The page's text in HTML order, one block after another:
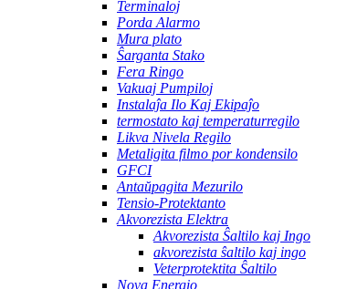
Terminaloj
Porda Alarmo
Mura plato
Ŝarganta Stako
Fera Ringo
Vakuaj Pumpiloj
Instalaĵa Ilo Kaj Ekipaĵo
termostato kaj temperaturregilo
Likva Nivela Regilo
Metaligita filmo por kondensilo
GFCI
Antaŭpagita Mezurilo
Tensio-Protektanto
Akvorezista Elektra
Akvorezista Ŝaltilo kaj Ingo
akvorezista ŝaltilo kaj ingo
Veterprotektita Ŝaltilo
Nova Energio